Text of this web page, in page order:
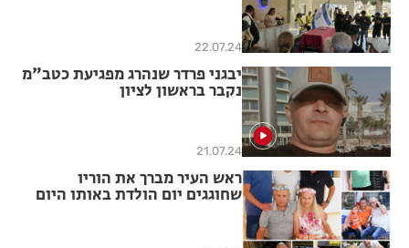
22.07.24
יבגני פרדר שנהרג מפגיעת כטב"מ
נקבר בראשון לציון
21.07.24
ראש העיר מברך את הוריו
שחוגגים יום הולדת באותו היום